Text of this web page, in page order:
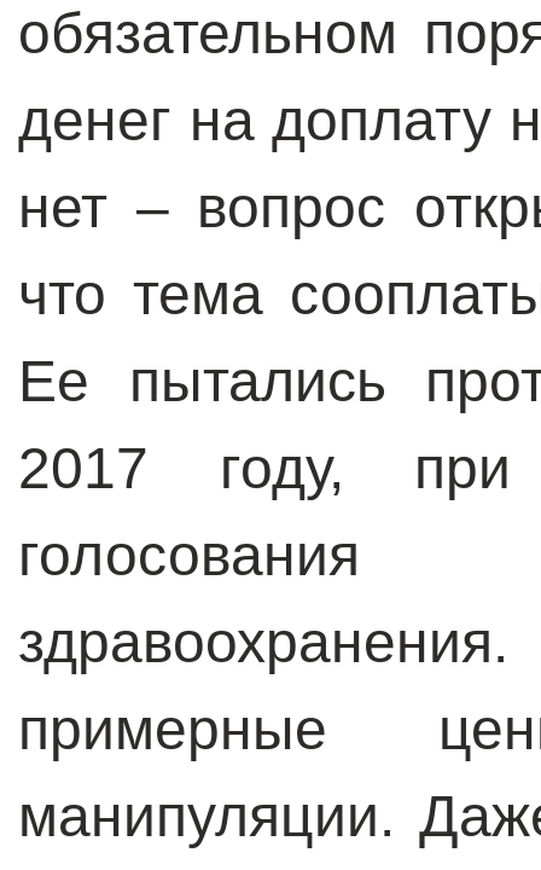
обязательном
денег на доплату
нет – вопрос
что тема
Ее пытались
2017 году,
примерные
манипуляции.